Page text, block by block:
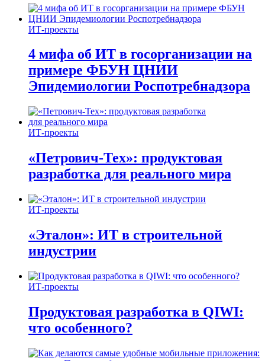
ИТ-проекты
4 мифа об ИТ в госорганизации на
примере ФБУН ЦНИИ
Эпидемиологии Роспотребнадзора
ИТ-проекты
«Петрович-Тех»: продуктовая
разработка для реального мира
ИТ-проекты
«Эталон»: ИТ в строительной
индустрии
ИТ-проекты
Продуктовая разработка в QIWI:
что особенного?